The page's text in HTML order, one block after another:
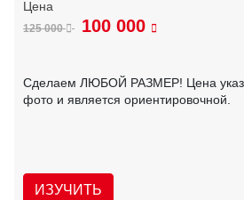
125 000 100 000
Сделаем ЛЮБОЙ РАЗМЕР! Цена
фото и является ориентировочной.
ИЗУЧИТЬ